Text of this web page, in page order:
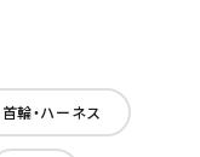
首輪・ハーネス